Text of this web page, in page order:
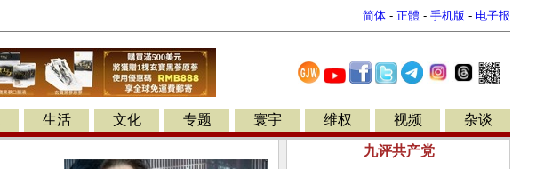
简体 - 正體 - 手机版 - 电子报
生活 文化 专题 寰宇 维权 视频 杂谈
九评共产党